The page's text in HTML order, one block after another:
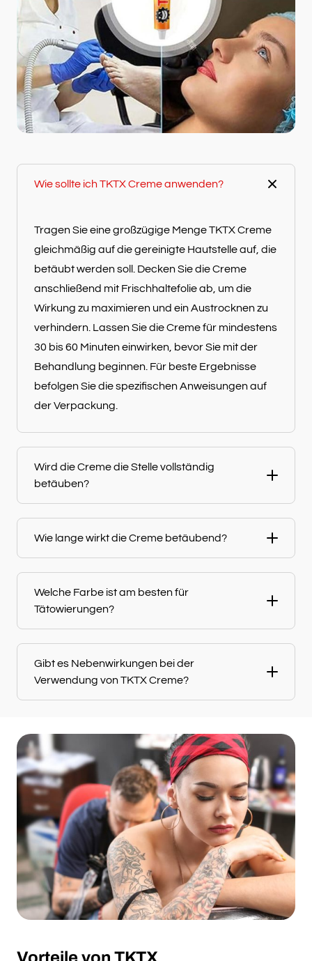
Wie sollte ich TKTX Creme anwenden?
Tragen Sie eine großzügige Menge TKTX Creme
gleichmäßig auf die gereinigte Hautstelle auf, die
betäubt werden soll. Decken Sie die Creme
anschließend mit Frischhaltefolie ab, um die
Wirkung zu maximieren und ein Austrocknen zu
verhindern. Lassen Sie die Creme für mindestens
30 bis 60 Minuten einwirken, bevor Sie mit der
Behandlung beginnen. Für beste Ergebnisse
befolgen Sie die spezifischen Anweisungen auf
der Verpackung.
Wird die Creme die Stelle vollständig
betäuben?
Wie lange wirkt die Creme betäubend?
Welche Farbe ist am besten für
Tätowierungen?
Gibt es Nebenwirkungen bei der
Verwendung von TKTX Creme?
Vorteile von TKTX